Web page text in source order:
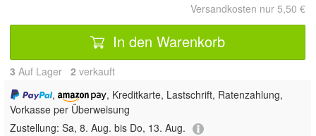
Versandkosten nur 5,50 €
In den Warenkorb
3 Auf Lager 2 verkauft
,
, Kreditkarte, Lastschrift, Ratenzahlung,
Vorkasse per Überweisung
Zustellung: Sa, 8. Aug. bis Do, 13. Aug.